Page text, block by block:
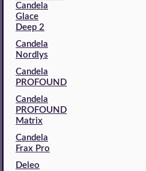
Candela
Glace
Deep 2
Candela
Nordlys
Candela
PROFOUND
Candela
PROFOUND
Matrix
Candela
Frax Pro
Deleo